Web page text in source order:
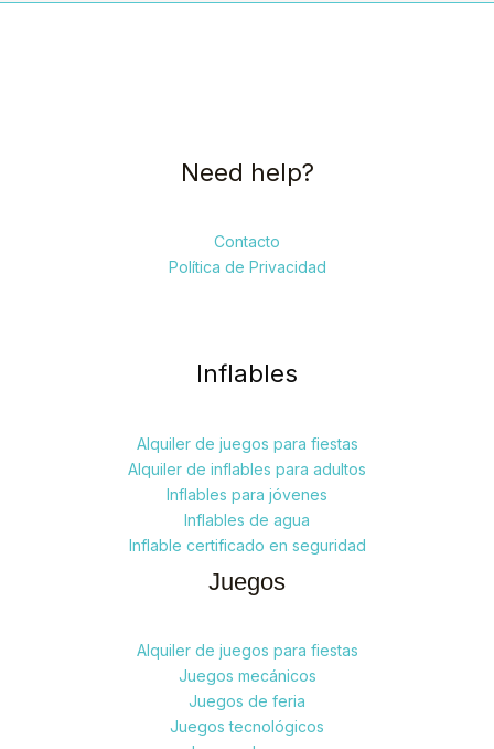
Need help?
Contacto
Política de Privacidad
Inflables
Alquiler de juegos para fiestas
Alquiler de inflables para adultos
Inflables para jóvenes
Inflables de agua
Inflable certificado en seguridad
Juegos
Alquiler de juegos para fiestas
Juegos mecánicos
Juegos de feria
Juegos tecnológicos